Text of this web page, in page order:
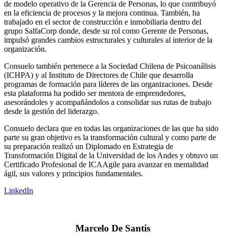
de modelo operativo de la Gerencia de Personas, lo que contribuyó
en la eficiencia de procesos y la mejora continua. También, ha
trabajado en el sector de construcción e inmobiliaria dentro del
grupo SalfaCorp donde, desde su rol como Gerente de Personas,
impulsó grandes cambios estructurales y culturales al interior de la
organización.
Consuelo también pertenece a la Sociedad Chilena de Psicoanálisis
(ICHPA) y al Instituto de Directores de Chile que desarrolla
programas de formación para líderes de las organizaciones. Desde
esta plataforma ha podido ser mentora de emprendedores,
asesorándoles y acompañándolos a consolidar sus rutas de trabajo
desde la gestión del liderazgo.
Consuelo declara que en todas las organizaciones de las que ha sido
parte su gran objetivo es la transformación cultural y como parte de
su preparación realizó un Diplomado en Estrategia de
Transformación Digital de la Universidad de los Andes y obtuvo un
Certificado Profesional de ICAAgile para avanzar en mentalidad
ágil, sus valores y principios fundamentales.
LinkedIn
Marcelo De Santis